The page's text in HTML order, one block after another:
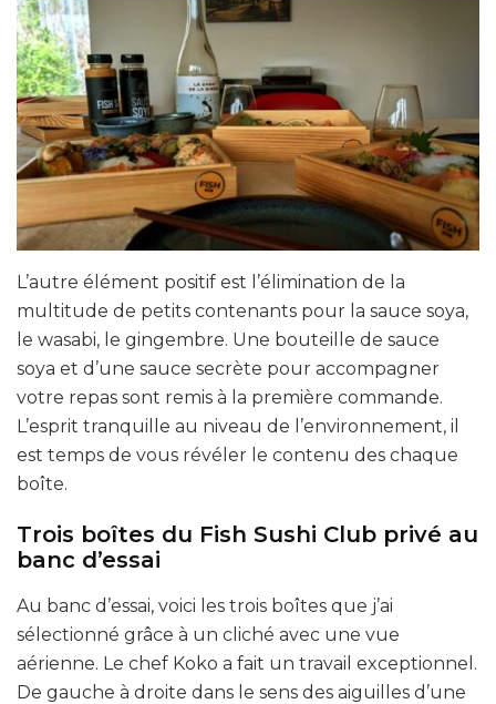
L’autre élément positif est l’élimination de la
multitude de petits contenants pour la sauce soya,
le wasabi, le gingembre. Une bouteille de sauce
soya et d’une sauce secrète pour accompagner
votre repas sont remis à la première commande.
L’esprit tranquille au niveau de l’environnement, il
est temps de vous révéler le contenu des chaque
boîte.
Trois boîtes du Fish Sushi Club privé au
banc d’essai
Au banc d’essai, voici les trois boîtes que j’ai
sélectionné grâce à un cliché avec une vue
aérienne. Le chef Koko a fait un travail exceptionnel.
De gauche à droite dans le sens des aiguilles d’une